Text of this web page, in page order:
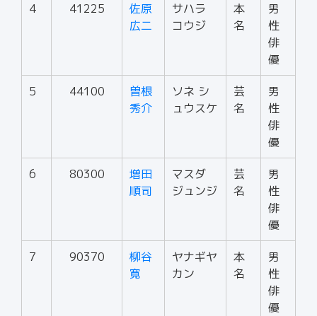
4 41225
佐原
広二
サハラ
コウジ
本
名
男
性
俳
優
5 44100
曽根
秀介
ソネ シ
ュウスケ
芸
名
男
性
俳
優
6 80300
増田
順司
マスダ
ジュンジ
芸
名
男
性
俳
優
7 90370
柳谷
寛
ヤナギヤ
カン
本
名
男
性
俳
優